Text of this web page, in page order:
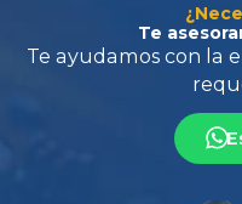
Te